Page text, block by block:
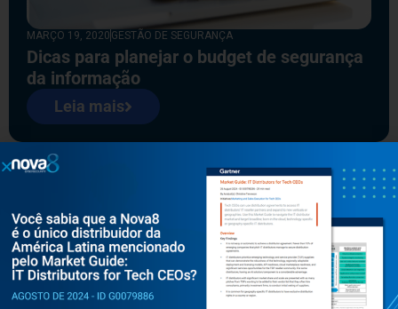
MARÇO 19, 2020 GESTÃO DE SEGURANÇA
Dicas para planejar o budget de segurança
da informação
Leia mais
Como otimizar a segurança no
desenvolvimento de sistemas?
Leia mais